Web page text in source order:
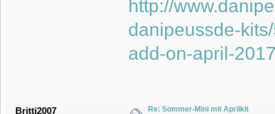
http://
danipeussde-
add-on-april-
Britti2007 Re: Sommer-Mini mit Aprilkit